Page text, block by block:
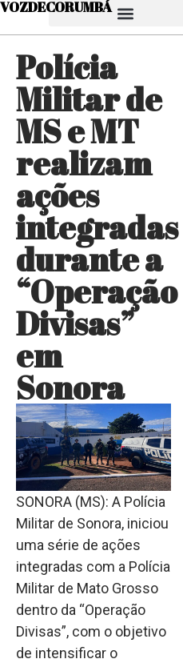
VOZDECORUMBÁ
Polícia
Militar de
MS e MT
realizam
ações
integradas
durante a
“Operação
Divisas”
em
Sonora
SONORA (MS): A Polícia
Militar de Sonora, iniciou
uma série de ações
integradas com a Polícia
Militar de Mato Grosso
dentro da “Operação
Divisas”, com o objetivo
de intensificar o